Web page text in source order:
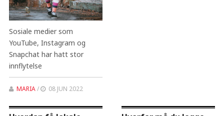
Sosiale medier som
YouTube, Instagram og
Snapchat har hatt stor
innflytelse
MARIA/ 08 JUN 2022